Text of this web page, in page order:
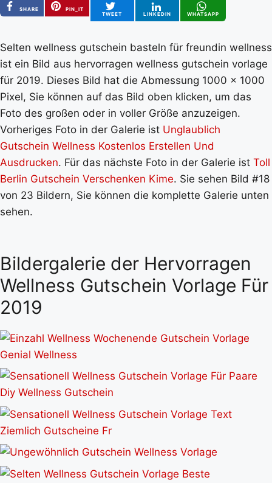
SHARE
PIN_IT
TWEET
LINKEDIN WHATSAPP
Selten wellness gutschein basteln für freundin wellness
ist ein Bild aus hervorragen wellness gutschein vorlage
für 2019. Dieses Bild hat die Abmessung 1000 x 1000
Pixel, Sie können auf das Bild oben klicken, um das
Foto des großen oder in voller Größe anzuzeigen.
Vorheriges Foto in der Galerie ist Unglaublich
Gutschein Wellness Kostenlos Erstellen Und
Ausdrucken. Für das nächste Foto in der Galerie ist Toll
Berlin Gutschein Verschenken Kime. Sie sehen Bild #18
von 23 Bildern, Sie können die komplette Galerie unten
sehen.
Bildergalerie der Hervorragen
Wellness Gutschein Vorlage Für
2019